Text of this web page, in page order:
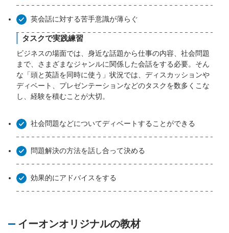
英会話に対する苦手意識が薄らぐ
タスクで実践練習
ビジネスの場面では、身近な話題から仕事の内容、社会問題
まで、さまざまなジャンルに関係した会話をする必要。そん
な「頭と英語を同時に使う」状況では、ディスカッションや
ディベート、プレゼンテーションなどのタスクを数多くこな
し、経験を積むことが大切。
社会問題などについてディベートすることができる
問題解決の方法を話し合って決める
効果的にアドバイスをする
イーオンオリジナルの教材